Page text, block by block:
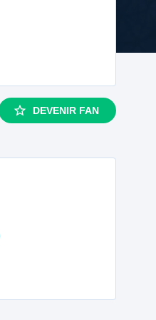
DEVENIR FAN